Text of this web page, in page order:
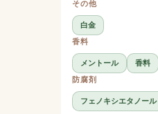
その他
白金
香料
メントール
香料
防腐剤
フェノキシエタノール